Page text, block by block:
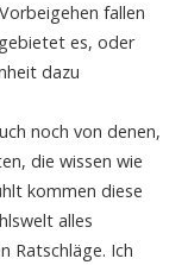
fallen
es, oder
dazu
noch von denen,
die wissen wie
kommen diese
alles
Ratschläge. Ich